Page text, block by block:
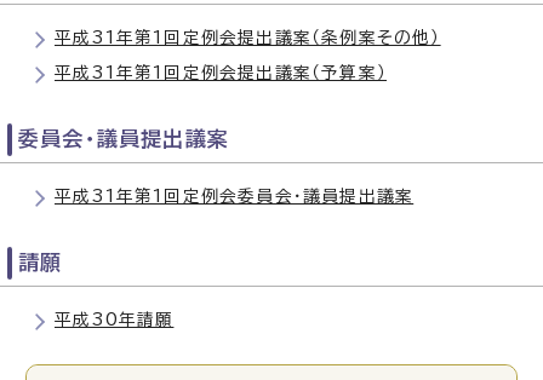
平成31年第1回定例会提出議案（条例案その他）
平成31年第1回定例会提出議案（予算案）
委員会・議員提出議案
平成31年第1回定例会委員会・議員提出議案
請願
平成30年請願